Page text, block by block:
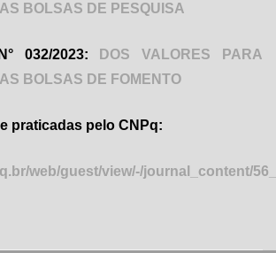
BOLSAS DE PESQUISA
032/2023:
DOS VALORES PARA
BOLSAS DE FOMENTO
praticadas pelo CNPq:
web/guest/view/-/journal_content/